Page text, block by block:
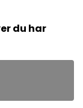
du har